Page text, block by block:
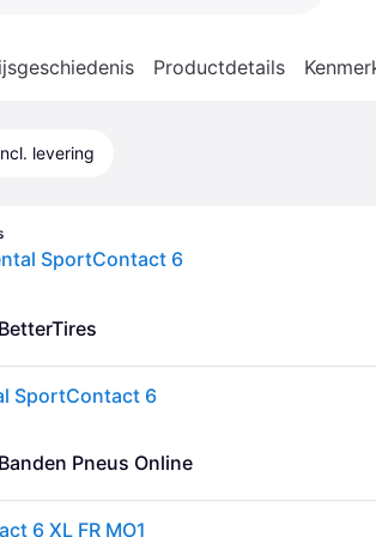
Productdetails
levering
SportContact 6
BetterTires
SportContact 6
Banden Pneus Online
6 XL FR MO1